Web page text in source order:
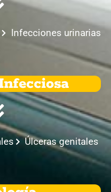
Infecciones urinarias
Úlceras genitales